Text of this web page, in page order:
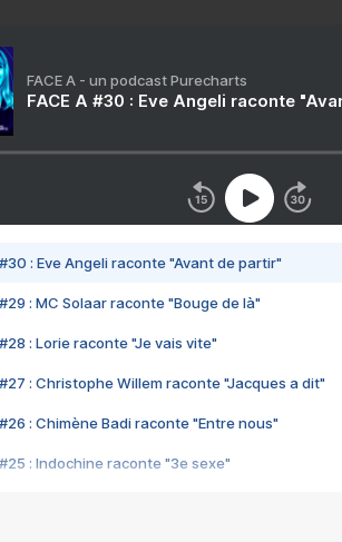
FACE A - un podcast Purecharts
FACE A #30 : Eve Angeli raconte
#30 : Eve Angeli raconte "Avant de partir"
#29 : MC Solaar raconte "Bouge de là"
#28 : Lorie raconte "Je vais vite"
#27 : Christophe Willem raconte "Jacques a dit"
#26 : Chimène Badi raconte "Entre nous"
#25 : Indochine raconte "3e sexe"